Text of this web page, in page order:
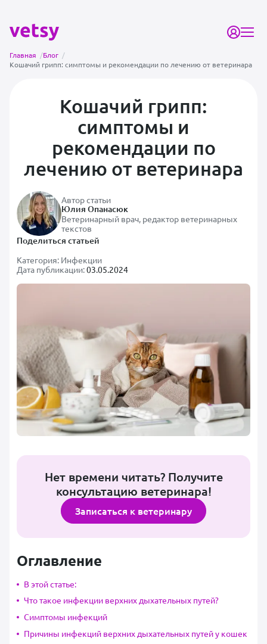
Главная /Блог /
Кошачий грипп: симптомы и рекомендации по лечению от ветеринара
Кошачий грипп:
симптомы и
рекомендации по
лечению от ветеринара
Автор статьи
Юлия Опанасюк
Ветеринарный врач, редактор ветеринарных
текстов
Поделиться статьей
Категория: Инфекции
Дата публикации:03.05.2024
Нет времени читать? Получите
консультацию ветеринара!
Записаться к ветеринару
Оглавление
В этой статье:
Что такое инфекции верхних дыхательных путей?
Симптомы инфекций
Причины инфекций верхних дыхательных путей у кошек